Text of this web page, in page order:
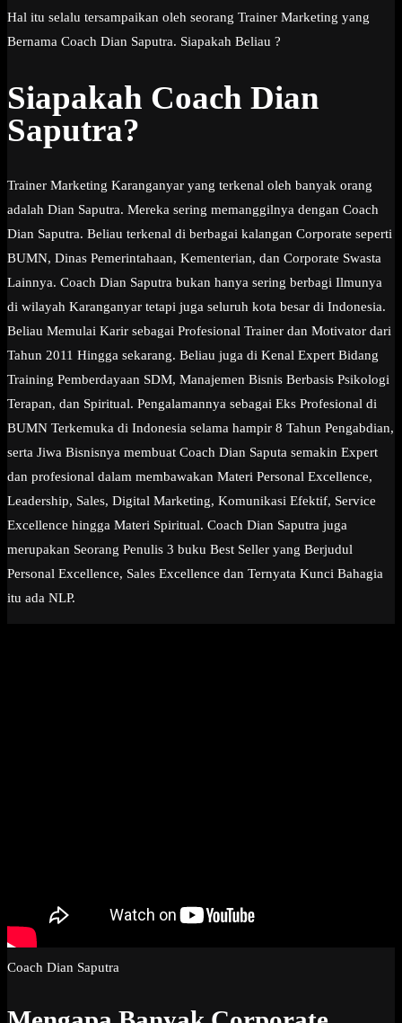
Hal itu selalu tersampaikan oleh seorang Trainer Marketing yang
Bernama Coach Dian Saputra. Siapakah Beliau ?
Siapakah Coach Dian
Saputra?
Trainer Marketing Karanganyar yang terkenal oleh banyak orang
adalah Dian Saputra. Mereka sering memanggilnya dengan Coach
Dian Saputra. Beliau terkenal di berbagai kalangan Corporate seperti
BUMN, Dinas Pemerintahaan, Kementerian, dan Corporate Swasta
Lainnya. Coach Dian Saputra bukan hanya sering berbagi Ilmunya
di wilayah Karanganyar tetapi juga seluruh kota besar di Indonesia.
Beliau Memulai Karir sebagai Profesional Trainer dan Motivator dari
Tahun 2011 Hingga sekarang. Beliau juga di Kenal Expert Bidang
Training Pemberdayaan SDM, Manajemen Bisnis Berbasis Psikologi
Terapan, dan Spiritual. Pengalamannya sebagai Eks Profesional di
BUMN Terkemuka di Indonesia selama hampir 8 Tahun Pengabdian,
serta Jiwa Bisnisnya membuat Coach Dian Saputa semakin Expert
dan profesional dalam membawakan Materi Personal Excellence,
Leadership, Sales, Digital Marketing, Komunikasi Efektif, Service
Excellence hingga Materi Spiritual. Coach Dian Saputra juga
merupakan Seorang Penulis 3 buku Best Seller yang Berjudul
Personal Excellence, Sales Excellence dan Ternyata Kunci Bahagia
itu ada NLP.
Coach Dian Saputra